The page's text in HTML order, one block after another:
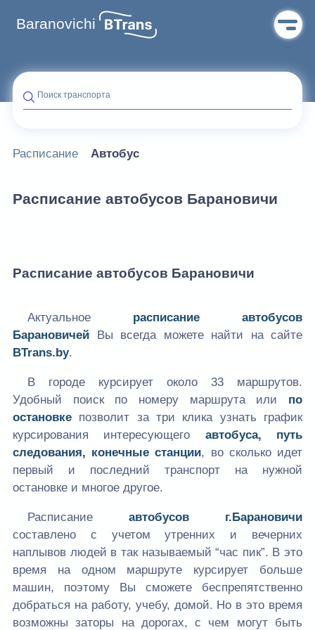
Baranovichi
Поиск транспорта
Расписание Автобус
Расписание автобусов Барановичи
Расписание автобусов Барановичи
Актуальное расписание автобусов
Барановичей Вы всегда можете найти на сайте
BTrans.by.
В городе курсирует около 33 маршрутов.
Удобный поиск по номеру маршрута или по
остановке позволит за три клика узнать график
курсирования интересующего автобуса, путь
следования, конечные станции, во сколько идет
первый и последний транспорт на нужной
остановке и многое другое.
Расписаниеавтобусов г.Барановичи
составлено с учетом утренних и вечерних
наплывов людей в так называемый “час пик”. В это
время на одном маршруте курсирует больше
машин, поэтому Вы сможете беспрепятственно
добраться на работу, учебу, домой. Но в это время
возможны заторы на дорогах, с чем могут быть